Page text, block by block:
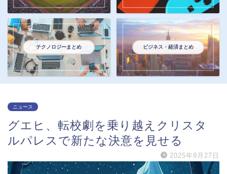
テクノロジーまとめ ビジネス・経済まとめ
ニュース
グエヒ、転校劇を乗り越えクリスタ
ルパレスで新たな決意を見せる
2025年9月27日